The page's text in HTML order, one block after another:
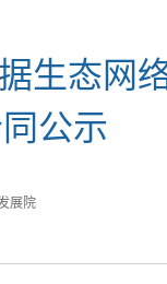
生态网
公示
展院